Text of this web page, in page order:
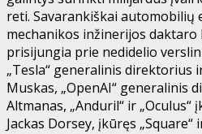
reti. Savarankiškai automobilių
mechanikos inžinerijos daktaro
prisijungia prie nedidelio
„Tesla“ generalinis direktorius
Muskas, „OpenAI“ generalinis
Altmanas, „Anduril“ ir
Jackas Dorsey, įkūręs „Square“